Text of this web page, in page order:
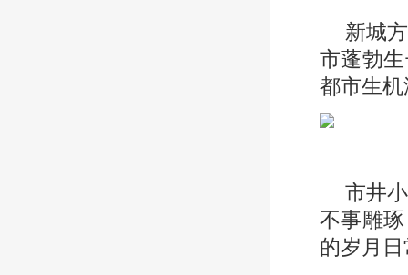
新城
市蓬勃
都市生
市井
不事雕
的岁月